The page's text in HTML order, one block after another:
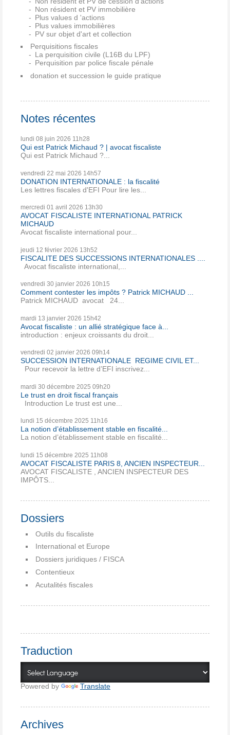
Non résident et PV immobilière
Plus values d 'actions
Plus values immobilières
PV sur objet d'art et collection
Perquisitions fiscales
La perquisition civile (L16B du LPF)
Perquisition par police fiscale pénale
donation et succession le guide pratique
Notes récentes
lundi 08 juin 2026 11h28
Qui est Patrick Michaud ? | avocat fiscaliste
Qui est Patrick Michaud ?...
vendredi 22 mai 2026 14h57
DONATION INTERNATIONALE : la fiscalité
Les lettres fiscales d'EFI Pour lire les...
mercredi 01 avril 2026 13h30
AVOCAT FISCALISTE INTERNATIONAL PATRICK
MICHAUD
Avocat fiscaliste international pour...
jeudi 12 février 2026 13h52
FISCALITE DES SUCCESSIONS INTERNATIONALES ....
Avocat fiscaliste international,...
vendredi 30 janvier 2026 10h15
Comment contester les impôts ? Patrick MICHAUD ...
Patrick MICHAUD avocat 24...
mardi 13 janvier 2026 15h42
Avocat fiscaliste : un allié stratégique face à...
introduction : enjeux croissants du droit...
vendredi 02 janvier 2026 09h14
SUCCESSION INTERNATIONALE REGIME CIVIL ET...
Pour recevoir la lettre d’EFI inscrivez...
mardi 30 décembre 2025 09h20
Le trust en droit fiscal français
Introduction Le trust est une...
lundi 15 décembre 2025 11h16
La notion d’établissement stable en fiscalité...
La notion d’établissement stable en fiscalité...
lundi 15 décembre 2025 11h08
AVOCAT FISCALISTE PARIS 8, ANCIEN INSPECTEUR...
AVOCAT FISCALISTE , ANCIEN INSPECTEUR DES
IMPÔTS...
Dossiers
Outils du fiscaliste
International et Europe
Dossiers juridiques / FISCA
Contentieux
Acutalités fiscales
Traduction
Powered by Translate
Archives